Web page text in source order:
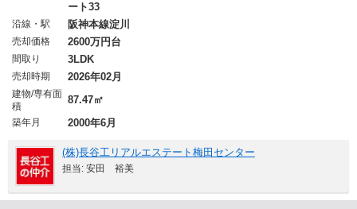
ート33
沿線・駅 阪神本線淀川
売却価格 2600万円台
間取り 3LDK
売却時期 2026年02月
建物/専有面
積
87.47㎡
築年月 2000年6月
(株)長谷工リアルエステート梅田センター
担当: 安田 裕美